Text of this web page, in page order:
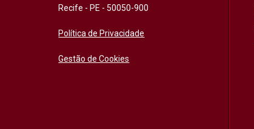
Recife - PE - 50050-900
Política de Privacidade
Gestão de Cookies